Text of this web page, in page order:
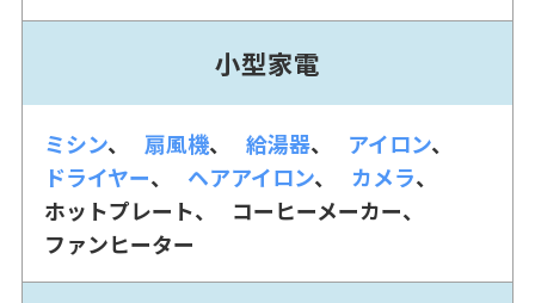
小型家電
ミシン 扇風機 給湯器
アイロン
ドライヤー
ヘアアイロン
カメラ
ホットプレート
コーヒーメーカー
ファンヒーター